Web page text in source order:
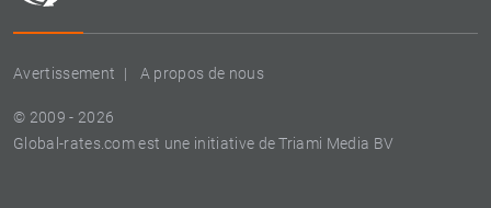
Avertissement A propos de nous
© 2009 - 2026
Global-rates.com est une initiative de Triami Media BV